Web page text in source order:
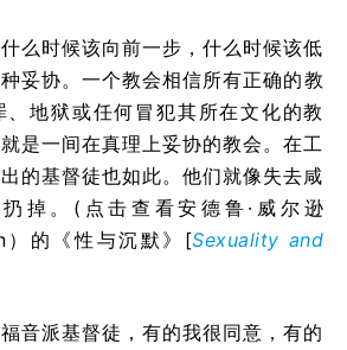
么时候该向前一步，什么时候该低
妥协。一个教会相信所有正确的教
、地狱或任何冒犯其所在文化的教
是一间在真理上妥协的教会。在工
的基督徒也如此。他们就像失去咸
掉。(点击查看安德鲁·威尔逊
）的《性与沉默》[Sexuality and
音派基督徒，有的我很同意，有的